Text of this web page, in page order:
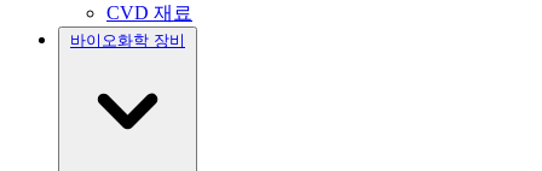
CVD 재료
바이오화학 장비